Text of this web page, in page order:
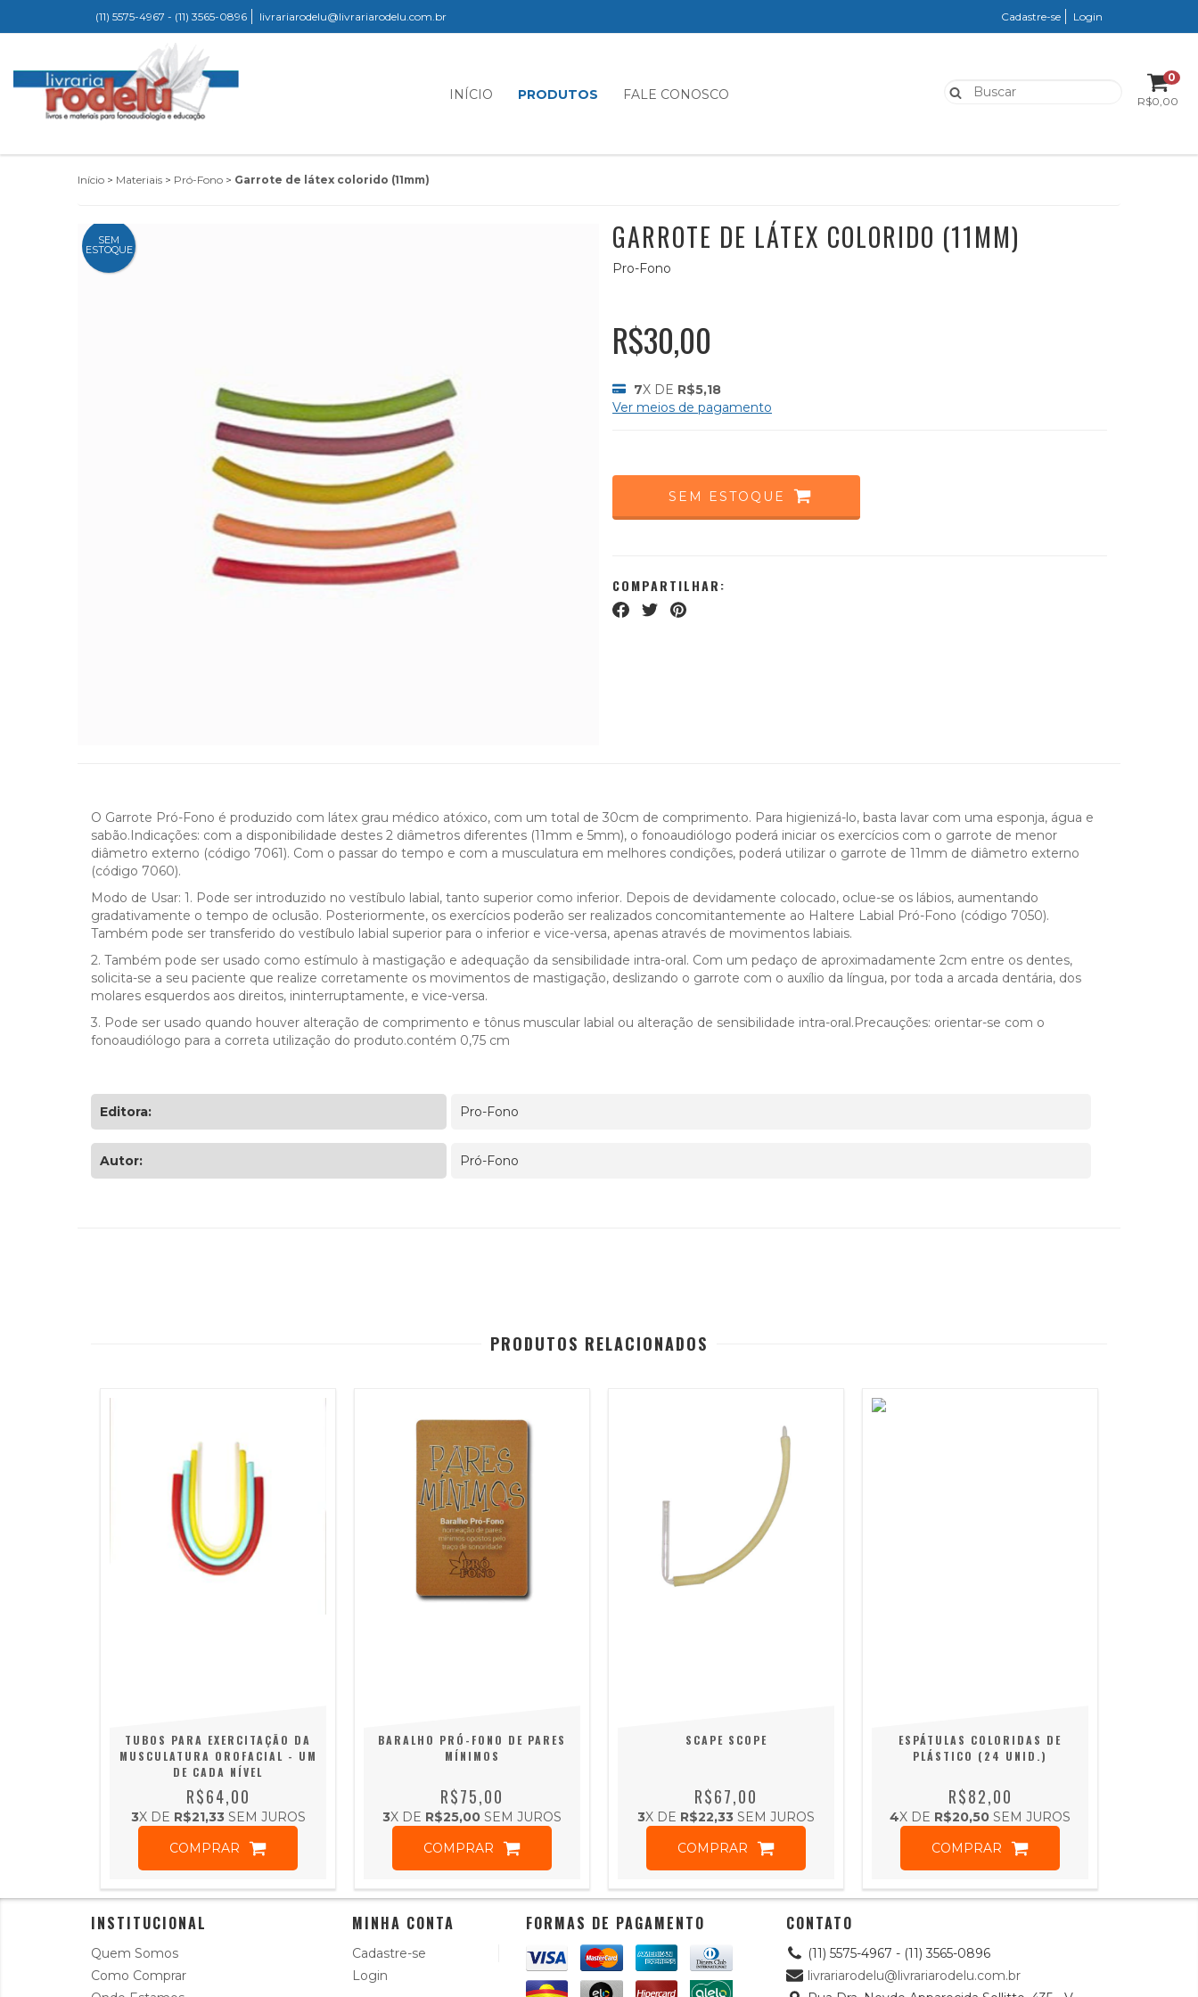
(11) 5575-4967 - (11) 3565-0896 livrariarodelu@livrariarodelu.com.br Cadastre-se Login
INÍCIO PRODUTOS FALE CONOSCO
0
R$0,00
Início > Materiais > Pró-Fono > Garrote de látex colorido (11mm)
SEM
ESTOQUE GARROTE DE LÁTEX COLORIDO (11MM)
Pro-Fono
R$30,00
7X DE R$5,18
Ver meios de pagamento
COMPARTILHAR:
O Garrote Pró-Fono é produzido com látex grau médico atóxico, com um total de 30cm de comprimento. Para higienizá-lo, basta lavar com uma esponja, água e
sabão.Indicações: com a disponibilidade destes 2 diâmetros diferentes (11mm e 5mm), o fonoaudiólogo poderá iniciar os exercícios com o garrote de menor
diâmetro externo (código 7061). Com o passar do tempo e com a musculatura em melhores condições, poderá utilizar o garrote de 11mm de diâmetro externo
(código 7060).
Modo de Usar: 1. Pode ser introduzido no vestíbulo labial, tanto superior como inferior. Depois de devidamente colocado, oclue-se os lábios, aumentando
gradativamente o tempo de oclusão. Posteriormente, os exercícios poderão ser realizados concomitantemente ao Haltere Labial Pró-Fono (código 7050).
Também pode ser transferido do vestíbulo labial superior para o inferior e vice-versa, apenas através de movimentos labiais.
2. Também pode ser usado como estímulo à mastigação e adequação da sensibilidade intra-oral. Com um pedaço de aproximadamente 2cm entre os dentes,
solicita-se a seu paciente que realize corretamente os movimentos de mastigação, deslizando o garrote com o auxílio da língua, por toda a arcada dentária, dos
molares esquerdos aos direitos, ininterruptamente, e vice-versa.
3. Pode ser usado quando houver alteração de comprimento e tônus muscular labial ou alteração de sensibilidade intra-oral.Precauções: orientar-se com o
fonoaudiólogo para a correta utilização do produto.contém 0,75 cm
Editora: Pro-Fono
Autor: Pró-Fono
PRODUTOS RELACIONADOS
TUBOS PARA EXERCITAÇÃO DA
MUSCULATURA OROFACIAL - UM
DE CADA NÍVEL
R$64,00
3X DE R$21,33 SEM JUROS
COMPRAR
BARALHO PRÓ-FONO DE PARES
MÍNIMOS
R$75,00
3X DE R$25,00 SEM JUROS
COMPRAR
SCAPE SCOPE
R$67,00
3X DE R$22,33 SEM JUROS
COMPRAR
ESPÁTULAS COLORIDAS DE
PLÁSTICO (24 UNID.)
R$82,00
4X DE R$20,50 SEM JUROS
COMPRAR
INSTITUCIONAL
Quem Somos
Como Comprar
MINHA CONTA
Cadastre-se
Login
FORMAS DE PAGAMENTO CONTATO
(11) 5575-4967 - (11) 3565-0896
livrariarodelu@livrariarodelu.com.br